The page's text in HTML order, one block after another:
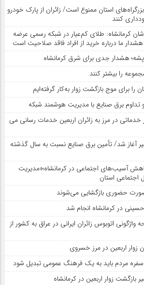
استان ممنوع است/ زائران از پارک خودرو
کنند
کرمانشاه: طلای کم‌عیار در شبکه رسمی عرضه
ما درباره خرید از افراد فاقد صلاحیت است
پشه؛ هشدار جدی برای شرق کرمانشاه
را بیشتر کنند
برای موج بازگشت زوار به‌کار گرفته‌ایم
برق صنایع با مدیریت هوشمند شبکه
خدماتی در مرز به زائران اربعین خدمات رسانی می
آغاز شد/ تأمین برق صنایع نسبت به سال گذشته
آسیب‌های اجتماعی در کرمانشاه؛«مدیریت
اجتماعی استان
حضوری بازگشایی می‌شوند
در کرمانشاه انجام شد
سانحه واژگونی اتوبوس زائران ایرانی در عراق به کشور از
زوار اربعین در مرز خسروی
سفره مردم باید به یک فرهنگ عمومی تبدیل شود
زوار اربعین در کرمانشاه